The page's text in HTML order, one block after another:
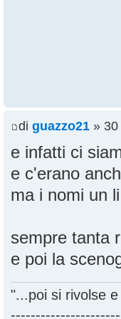
di guazzo21 »
e infatti ci
e c'erano
ma i nomi un
sempre tanta
e poi la
"...poi si rivolse